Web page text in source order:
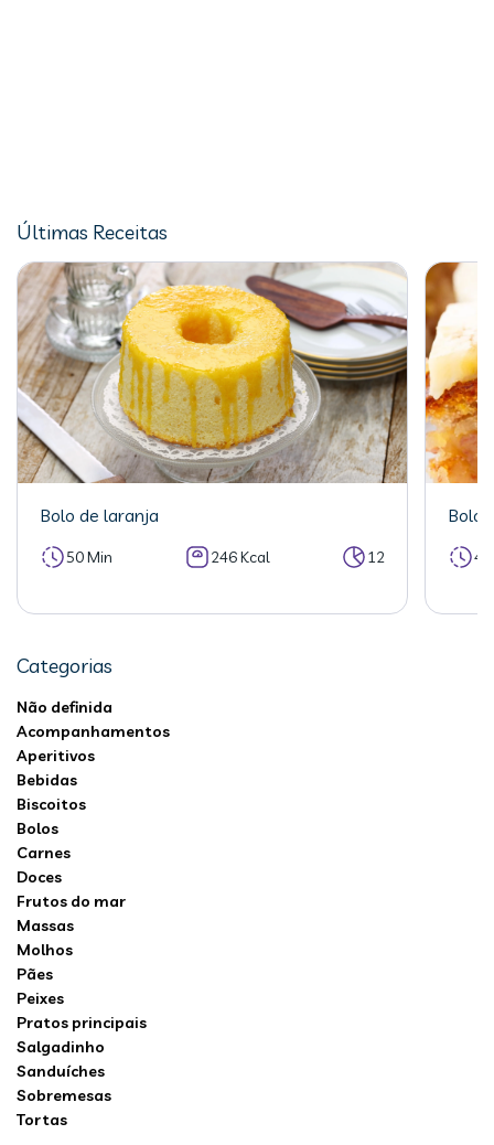
Últimas Receitas
Bolo de laranja
50 Min 246 Kcal 12
Bolo
Categorias
Não definida
Acompanhamentos
Aperitivos
Bebidas
Biscoitos
Bolos
Carnes
Doces
Frutos do mar
Massas
Molhos
Pães
Peixes
Pratos principais
Salgadinho
Sanduíches
Sobremesas
Tortas